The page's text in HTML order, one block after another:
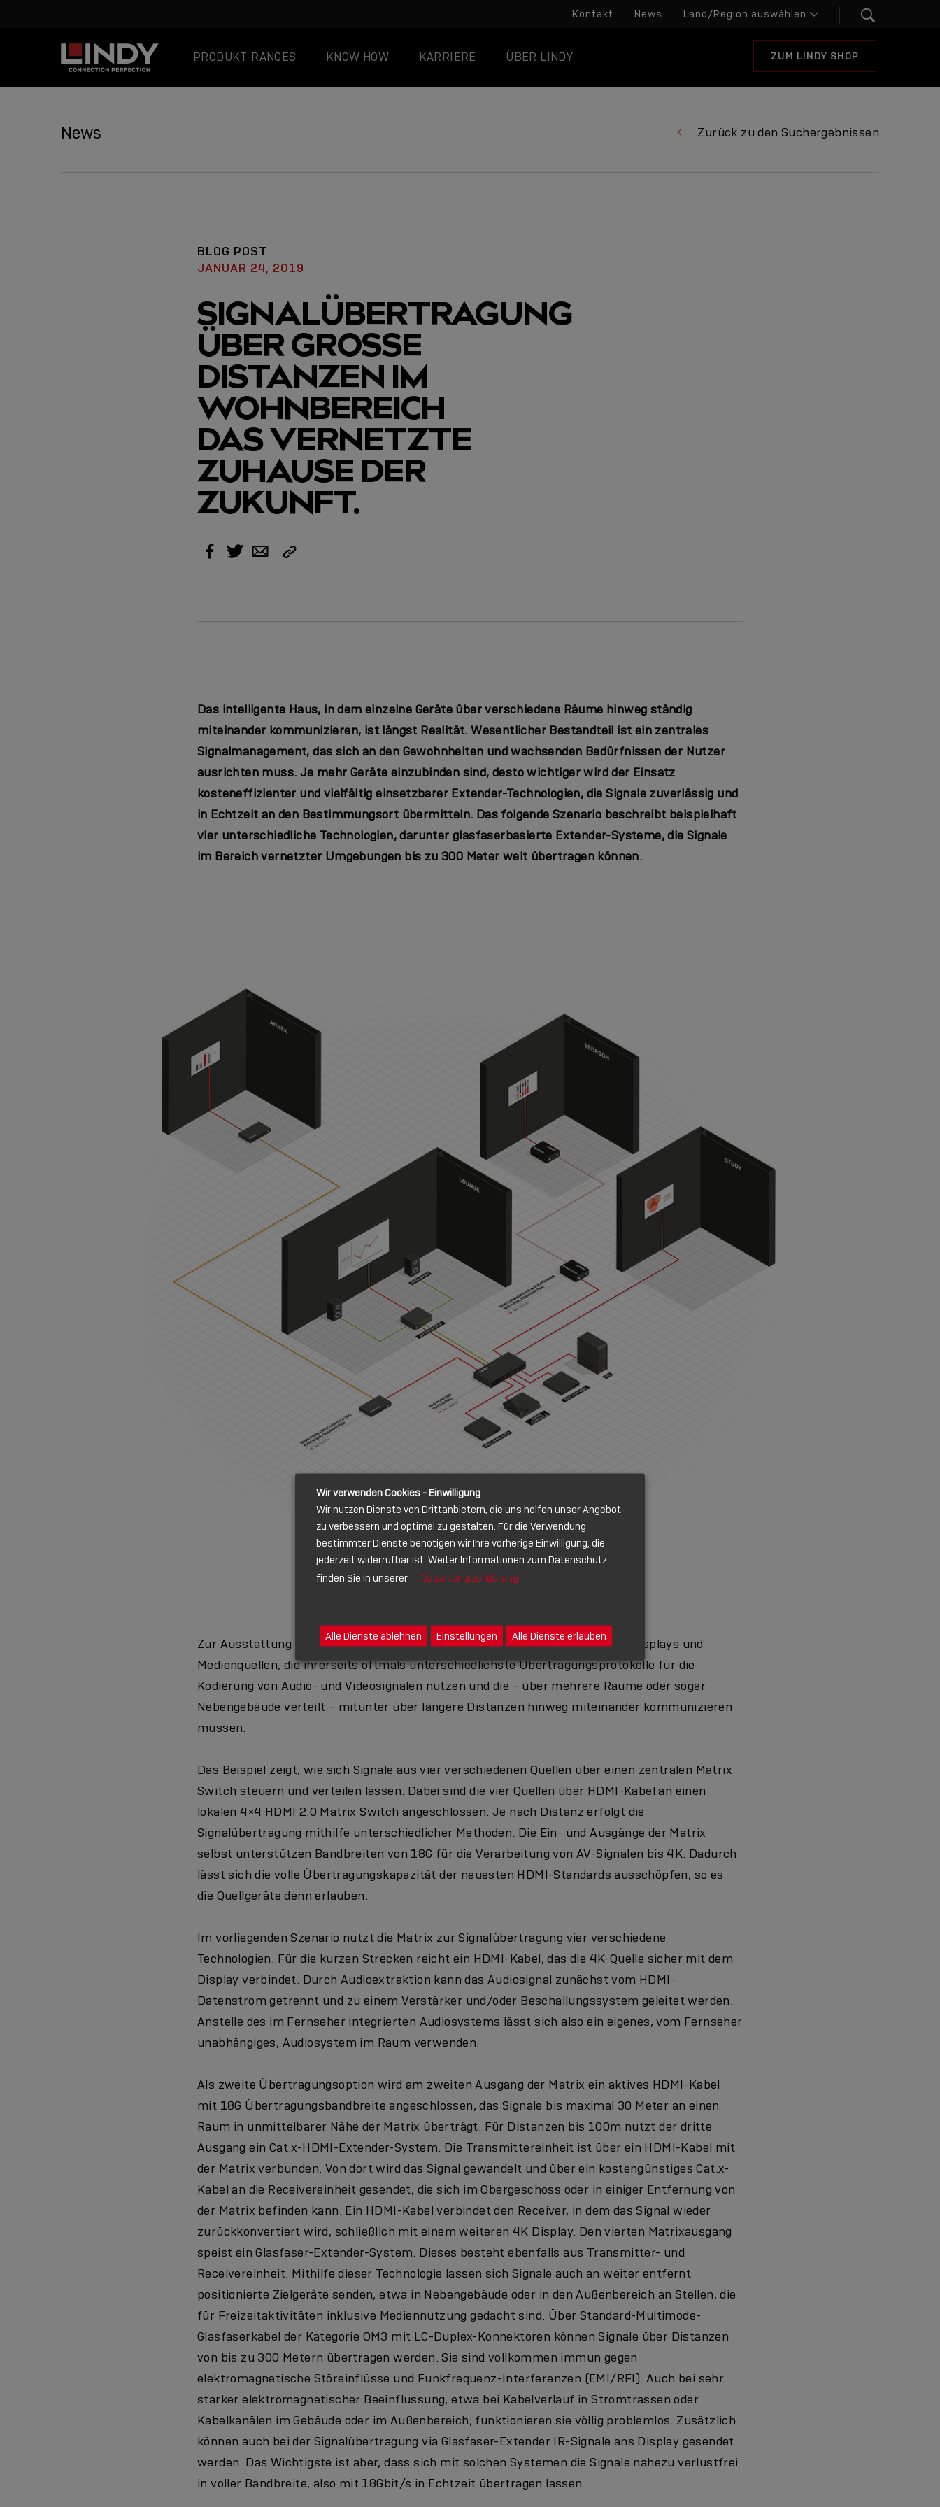
Kontakt News
PRODUKT-RANGES KNOW HOW KARRIERE ÜBER LINDY ZUM LINDY SHOP
News Zurück zu den Suchergebnissen
BLOG POST
JANUAR 24, 2019
SIGNALÜBERTRAGUNG
ÜBER GROSSE D
ISTANZEN IM W
OHNBEREICH D
AS VERNETZTE Z
UHAUSE DER Z
UKUNFT.
Facebook
TwitterEmailLink
Das intelligente Haus, in dem einzelne Geräte über verschiedene Räume hinweg ständig
miteinander kommunizieren, ist längst Realität. Wesentlicher Bestandteil ist ein zentrales
Signalmanagement, das sich an den Gewohnheiten und wachsenden Bedürfnissen der Nutzer
ausrichten muss. Je mehr Geräte einzubinden sind, desto wichtiger wird der Einsatz
kosteneffizienter und vielfältig einsetzbarer Extender-Technologien, die Signale zuverlässig und
in Echtzeit an den Bestimmungsort übermitteln. Das folgende Szenario beschreibt beispielhaft
vier unterschiedliche Technologien, darunter glasfaserbasierte Extender-Systeme, die Signale
im Bereich vernetzter Umgebungen bis zu 300 Meter weit übertragen können.
Zur Ausstattung moderner Wohngebäude gehören heute vielerorts mehrere Displays und
Medienquellen, die ihrerseits oftmals unterschiedlichste Übertragungsprotokolle für die
Kodierung von Audio- und Videosignalen nutzen und die – über mehrere Räume oder sogar
Nebengebäude verteilt – mitunter über längere Distanzen hinweg miteinander kommunizieren
müssen.
Das Beispiel zeigt, wie sich Signale aus vier verschiedenen Quellen über einen zentralen Matrix
Switch steuern und verteilen lassen. Dabei sind die vier Quellen über HDMI-Kabel an einen
lokalen 4×4 HDMI 2.0 Matrix Switch angeschlossen. Je nach Distanz erfolgt die
Signalübertragung mithilfe unterschiedlicher Methoden. Die Ein- und Ausgänge der Matrix
selbst unterstützen Bandbreiten von 18G für die Verarbeitung von AV-Signalen bis 4K. Dadurch
lässt sich die volle Übertragungskapazität der neuesten HDMI-Standards ausschöpfen, so es
die Quellgeräte denn erlauben.
Im vorliegenden Szenario nutzt die Matrix zur Signalübertragung vier verschiedene
Technologien. Für die kurzen Strecken reicht ein HDMI-Kabel, das die 4K-Quelle sicher mit dem
Display verbindet. Durch Audioextraktion kann das Audiosignal zunächst vom HDMI-
Datenstrom getrennt und zu einem Verstärker und/oder Beschallungssystem geleitet werden.
Anstelle des im Fernseher integrierten Audiosystems lässt sich also ein eigenes, vom Fernseher
unabhängiges, Audiosystem im Raum verwenden.
Als zweite Übertragungsoption wird am zweiten Ausgang der Matrix ein aktives HDMI-Kabel
mit 18G Übertragungsbandbreite angeschlossen, das Signale bis maximal 30 Meter an einen
Raum in unmittelbarer Nähe der Matrix überträgt. Für Distanzen bis 100m nutzt der dritte
Ausgang ein Cat.x-HDMI-Extender-System. Die Transmittereinheit ist über ein HDMI-Kabel mit
der Matrix verbunden. Von dort wird das Signal gewandelt und über ein kostengünstiges Cat.x-
Kabel an die Receivereinheit gesendet, die sich im Obergeschoss oder in einiger Entfernung von
der Matrix befinden kann. Ein HDMI-Kabel verbindet den Receiver, in dem das Signal wieder
zurückkonvertiert wird, schließlich mit einem weiteren 4K Display. Den vierten Matrixausgang
speist ein Glasfaser-Extender-System. Dieses besteht ebenfalls aus Transmitter- und
Receivereinheit. Mithilfe dieser Technologie lassen sich Signale auch an weiter entfernt
positionierte Zielgeräte senden, etwa in Nebengebäude oder in den Außenbereich an Stellen, die
für Freizeitaktivitäten inklusive Mediennutzung gedacht sind. Über Standard-Multimode-
Glasfaserkabel der Kategorie OM3 mit LC-Duplex-Konnektoren können Signale über Distanzen
von bis zu 300 Metern übertragen werden. Sie sind vollkommen immun gegen
elektromagnetische Störeinflüsse und Funkfrequenz-Interferenzen (EMI/RFI). Auch bei sehr
starker elektromagnetischer Beeinflussung, etwa bei Kabelverlauf in Stromtrassen oder
Kabelkanälen im Gebäude oder im Außenbereich, funktionieren sie völlig problemlos. Zusätzlich
können auch bei der Signalübertragung via Glasfaser-Extender IR-Signale ans Display gesendet
werden. Das Wichtigste ist aber, dass sich mit solchen Systemen die Signale nahezu verlustfrei
in voller Bandbreite, also mit 18Gbit/s in Echtzeit übertragen lassen.
Wir verwenden Cookies - Einwilligung
Wir nutzen Dienste von Drittanbietern, die uns helfen unser Angebot
zu verbessern und optimal zu gestalten. Für die Verwendung
bestimmter Dienste benötigen wir Ihre vorherige Einwilligung, die
jederzeit widerrufbar ist. Weiter Informationen zum Datenschutz
finden Sie in unserer
Datenschutzerklärung
Alle Dienste ablehnen Einstellungen Alle Dienste erlauben